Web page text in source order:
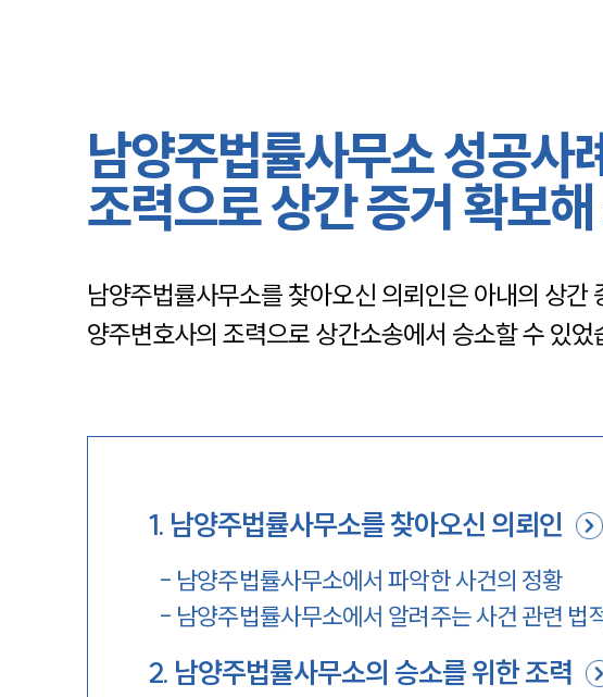
남양주법률사무소 성공사
조력으로 상간 증거 확보
남양주법률사무소를 찾아오신 의뢰인은 아내의 상
양주변호사의 조력으로 상간소송에서 승소할 수 있었
1. 남양주법률사무소를 찾아오신 의뢰인
- 남양주법률사무소에서 파악한 사건의 정황
- 남양주법률사무소에서 알려주는 사건 관련 법
2. 남양주법률사무소의 승소를 위한 조력